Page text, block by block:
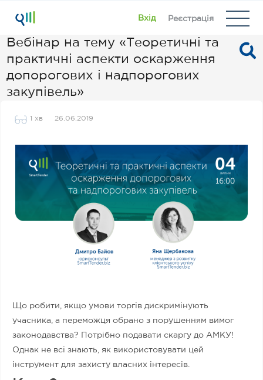
Вхід Реєстрація
Вебінар на тему «Теоретичні та
практичні аспекти оскарження
допорогових і надпорогових
закупівель»
1 хв 26.06.2019
Що робити, якщо умови торгів дискримінують
учасника, а переможця обрано з порушенням вимог
законодавства? Потрібно подавати скаргу до АМКУ!
Однак не всі знають, як використовувати цей
інструмент для захисту власних інтересів.